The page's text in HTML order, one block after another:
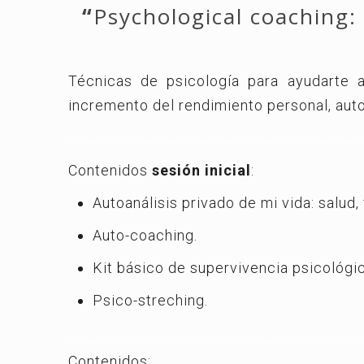
“Psychological
Técnicas de psicología para
incremento del rendimiento personal,
Contenidos sesión inicial :
Autoanálisis privado de mi vida:
Auto-coaching.
Kit básico de supervivencia
Psico-streching.